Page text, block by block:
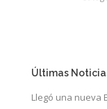
Últimas
Llegó una nueva